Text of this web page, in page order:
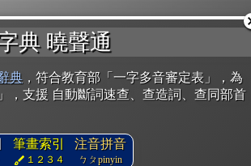
典 曉聲通
典 ，符合教育部「一字多音審定表」，為
，支援 自動斷詞速查、查造詞、查同部首
筆畫索引
１２３４
注音拼音
ㄅㄆpinyin